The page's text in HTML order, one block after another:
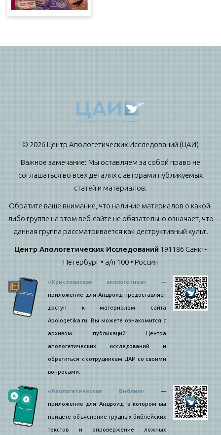
© 2026 Центр Апологетических Исследований (ЦАИ)
Важное замечание: Мы оставляем за собой право не
соглашаться во всех деталях с авторами публикуемых
статей и материалов.
Обратите ваше внимание, что наличие материалов о какой-
либо группе на этом веб-сайте не обязательно означает, что
данная группа рассматривается как деструктивный культ.
Центр Апологетических Исследований 191186 Санкт-
Петербург • а/я 100 • Россия
«Христианская апологетика»—
приложение для Андроид предоставляет
доступ к материалам сайта
Apologetika.ru. Вы можете ознакомится с
архивом публикаций Центра
апологетических исследований и
обратиться к сотрудникам ЦАИ со своими
вопросами.
«Апологетическая Библия»—
приложение для Андроид, в котором вы
найдете объяснение трудных библейских
текстов и опровержение ложных